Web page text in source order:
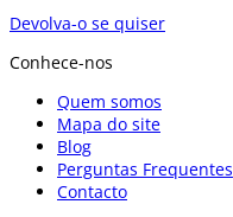
Devolva-o se quiser
Conhece-nos
Quem somos
Mapa do site
Blog
Perguntas Frequentes
Contacto